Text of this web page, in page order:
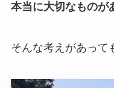
本当に大切なものが
そんな考えがあって